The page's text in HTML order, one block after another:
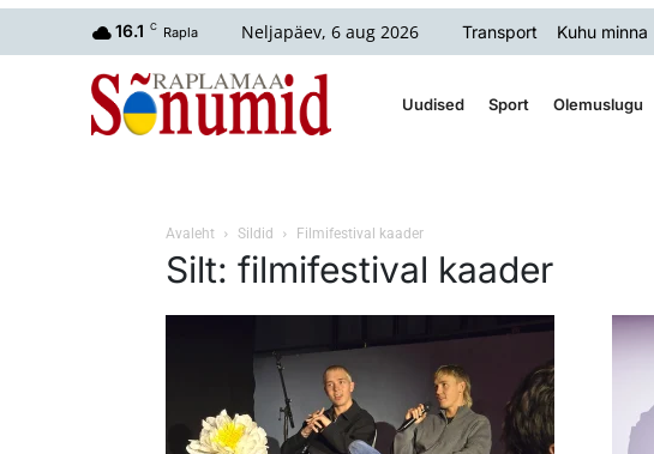
16.1 C Rapla Neljapäev, 6 aug 2026 Transport Kuhu minna
Uudised Sport Olemuslugu
Avaleht Sildid Filmifestival kaader
Silt: filmifestival kaader